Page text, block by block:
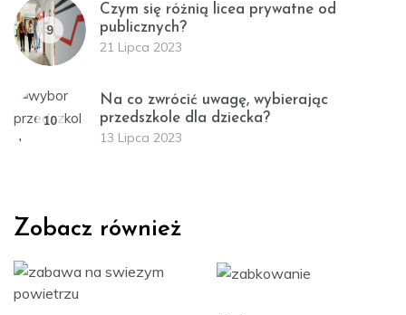
9
Czym się różnią licea prywatne od
publicznych?
21 Lipca 2023
10
Na co zwrócić uwagę, wybierając
przedszkole dla dziecka?
13 Lipca 2023
Zobacz również